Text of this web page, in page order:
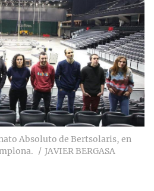
Absoluto de Bertsolaris, en
JAVIER BERGASA